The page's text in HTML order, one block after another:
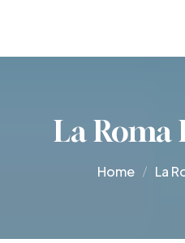
La
Home La